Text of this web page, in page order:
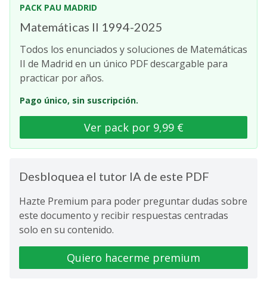
PACK PAU MADRID
Matemáticas II 1994-2025
Todos los enunciados y soluciones de Matemáticas
II de Madrid en un único PDF descargable para
practicar por años.
Pago único, sin suscripción.
Ver pack por 9,99 €
Desbloquea el tutor IA de este PDF
Hazte Premium para poder preguntar dudas sobre
este documento y recibir respuestas centradas
solo en su contenido.
Quiero hacerme premium